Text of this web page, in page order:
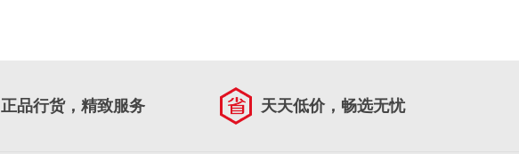
正品行货，精致服务 天天低价，畅选无忧